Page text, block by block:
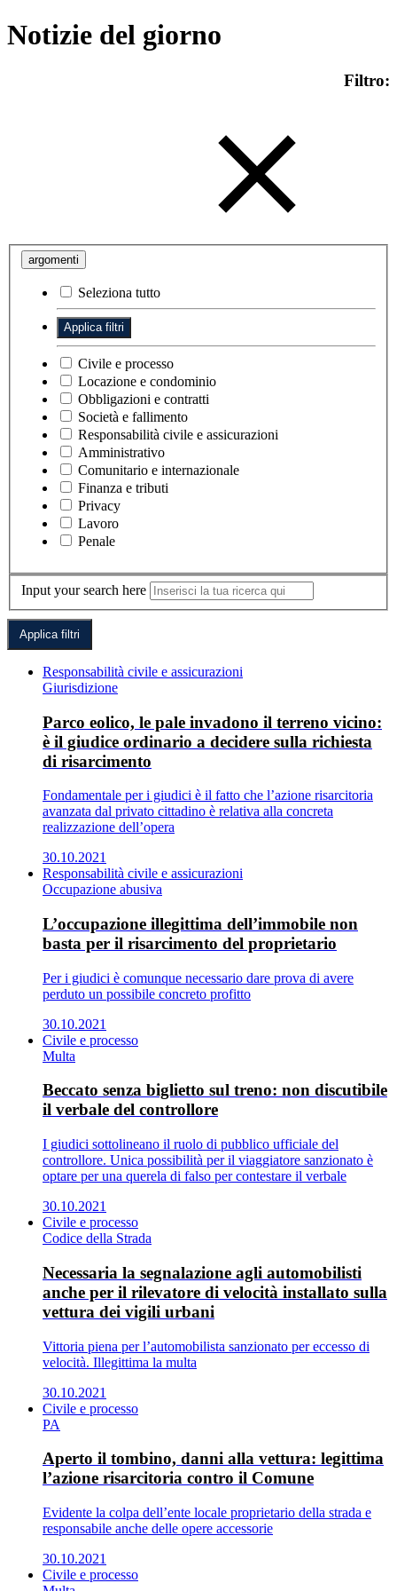
Notizie del giorno
Filtro:
argomenti
Seleziona tutto
Civile e processo
Locazione e condominio
Obbligazioni e contratti
Società e fallimento
Responsabilità civile e assicurazioni
Amministrativo
Comunitario e internazionale
Finanza e tributi
Privacy
Lavoro
Penale
Input your search here
Responsabilità civile e assicurazioni
Giurisdizione
Parco eolico, le pale invadono il terreno vicino:
è il giudice ordinario a decidere sulla richiesta
di risarcimento
Fondamentale per i giudici è il fatto che l’azione risarcitoria
avanzata dal privato cittadino è relativa alla concreta
realizzazione dell’opera
30.10.2021
Responsabilità civile e assicurazioni
Occupazione abusiva
L’occupazione illegittima dell’immobile non
basta per il risarcimento del proprietario
Per i giudici è comunque necessario dare prova di avere
perduto un possibile concreto profitto
30.10.2021
Civile e processo
Multa
Beccato senza biglietto sul treno: non discutibile
il verbale del controllore
I giudici sottolineano il ruolo di pubblico ufficiale del
controllore. Unica possibilità per il viaggiatore sanzionato è
optare per una querela di falso per contestare il verbale
30.10.2021
Civile e processo
Codice della Strada
Necessaria la segnalazione agli automobilisti
anche per il rilevatore di velocità installato sulla
vettura dei vigili urbani
Vittoria piena per l’automobilista sanzionato per eccesso di
velocità. Illegittima la multa
30.10.2021
Civile e processo
PA
Aperto il tombino, danni alla vettura: legittima
l’azione risarcitoria contro il Comune
Evidente la colpa dell’ente locale proprietario della strada e
responsabile anche delle opere accessorie
30.10.2021
Civile e processo